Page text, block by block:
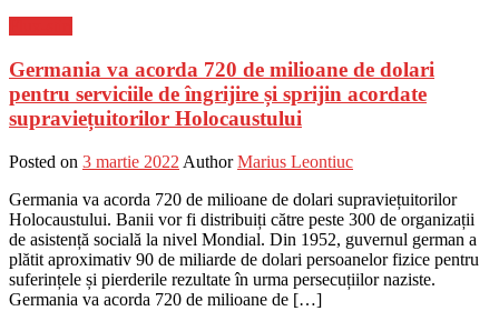
Germania va acorda 720 de milioane de dolari
pentru serviciile de îngrijire și sprijin acordate
supraviețuitorilor Holocaustului
Posted on 3 martie 2022 Author Marius Leontiuc
Germania va acorda 720 de milioane de dolari supraviețuitorilor
Holocaustului. Banii vor fi distribuiți către peste 300 de organizații
de asistență socială la nivel Mondial. Din 1952, guvernul german a
plătit aproximativ 90 de miliarde de dolari persoanelor fizice pentru
suferințele și pierderile rezultate în urma persecuțiilor naziste.
Germania va acorda 720 de milioane de […]